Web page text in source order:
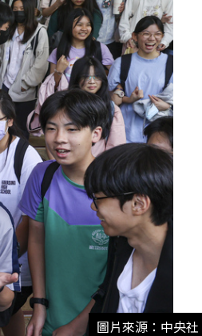
圖片來源：中央社